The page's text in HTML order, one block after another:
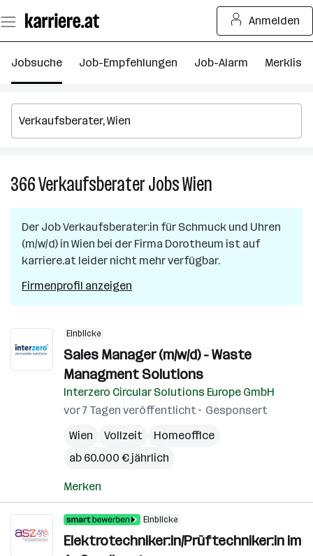
Seiteninhalt
springen
Anmelden
Jobsuche Job-Empfehlungen Job-Alarm Merkliste
366VerkaufsberaterJobsWien
in
Wien
Der JobVerkaufsberater:in für Schmuck und Uhren
(m/w/d) in Wien bei der Firma Dorotheum ist auf
karriere.at leider nicht mehr verfügbar.
Firmenprofil anzeigen
Einblicke
Sales Manager (m/w/d) - Waste
Managment Solutions
Interzero Circular Solutions Europe GmbH
vor 7 Tagen veröffentlicht
Gesponsert
Wien
Vollzeit
Homeoffice
ab 60.000 € jährlich
Merken
Einblicke
Elektrotechniker:in/Prüftechniker:in im